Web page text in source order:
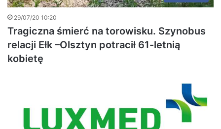
29/07/20 10:20
Tragiczna śmierć na torowisku. Szynobus
relacji Ełk –Olsztyn potracił 61-letnią
kobietę